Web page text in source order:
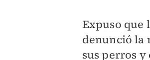
Expuso que
denunció la
sus perros y